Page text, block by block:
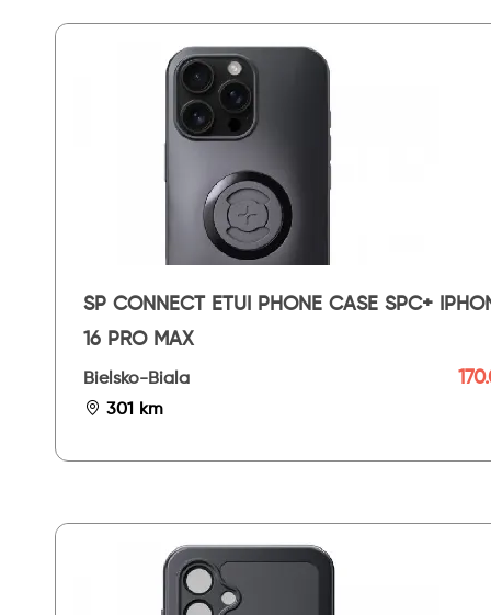
SP CONNECT ETUI PHONE CASE SPC+ IPHONE
16 PRO MAX
Bielsko-Biala
301 km